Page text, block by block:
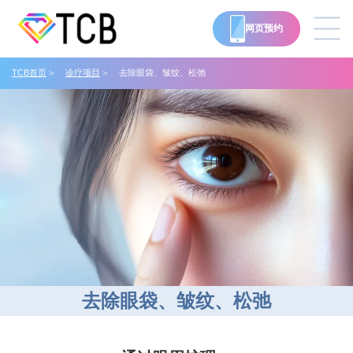
网页预约
Language
诊疗项目
价格表
诊所一览
TCB首页 诊疗项目 去除眼袋、皱纹、松弛
去除眼袋、皱纹、松弛